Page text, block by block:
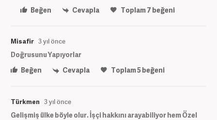
Beğen
Cevapla Toplam7 beğeni
Misafir 3 yıl önce
Doğrusunu Yapıyorlar
Beğen
Cevapla Toplam5beğeni
Türkmen 3 yıl önce
Gelişmiş ülke böyle olur. İşçi hakkını arayabiliyor hem Özel